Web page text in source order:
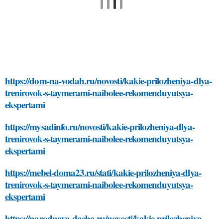
https://dom-na-vodah.ru/novosti/kakie-prilozheniya-dlya-
trenirovok-s-taymerami-naibolee-rekomenduyutsya-
ekspertami
https://mysadinfo.ru/novosti/kakie-prilozheniya-dlya-
trenirovok-s-taymerami-naibolee-rekomenduyutsya-
ekspertami
https://mebel-doma23.ru/stati/kakie-prilozheniya-dlya-
trenirovok-s-taymerami-naibolee-rekomenduyutsya-
ekspertami